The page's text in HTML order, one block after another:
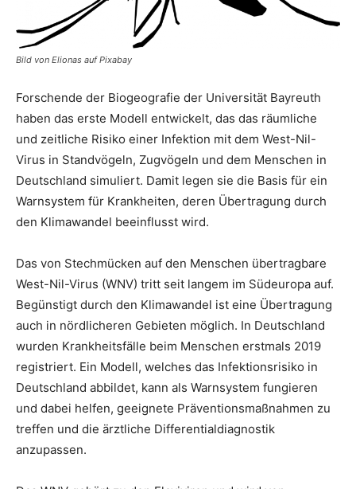
Bild von Elionas auf Pixabay
Forschende der Biogeografie der Universität Bayreuth
haben das erste Modell entwickelt, das das räumliche
und zeitliche Risiko einer Infektion mit dem West-Nil-
Virus in Standvögeln, Zugvögeln und dem Menschen in
Deutschland simuliert. Damit legen sie die Basis für ein
Warnsystem für Krankheiten, deren Übertragung durch
den Klimawandel beeinflusst wird.
Das von Stechmücken auf den Menschen übertragbare
West-Nil-Virus (WNV) tritt seit langem im Südeuropa auf.
Begünstigt durch den Klimawandel ist eine Übertragung
auch in nördlicheren Gebieten möglich. In Deutschland
wurden Krankheitsfälle beim Menschen erstmals 2019
registriert. Ein Modell, welches das Infektionsrisiko in
Deutschland abbildet, kann als Warnsystem fungieren
und dabei helfen, geeignete Präventionsmaßnahmen zu
treffen und die ärztliche Differentialdiagnostik
anzupassen.